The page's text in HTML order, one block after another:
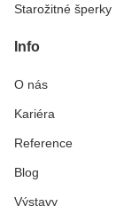
Starožitné šperky
Info
O nás
Kariéra
Reference
Blog
Výstavy